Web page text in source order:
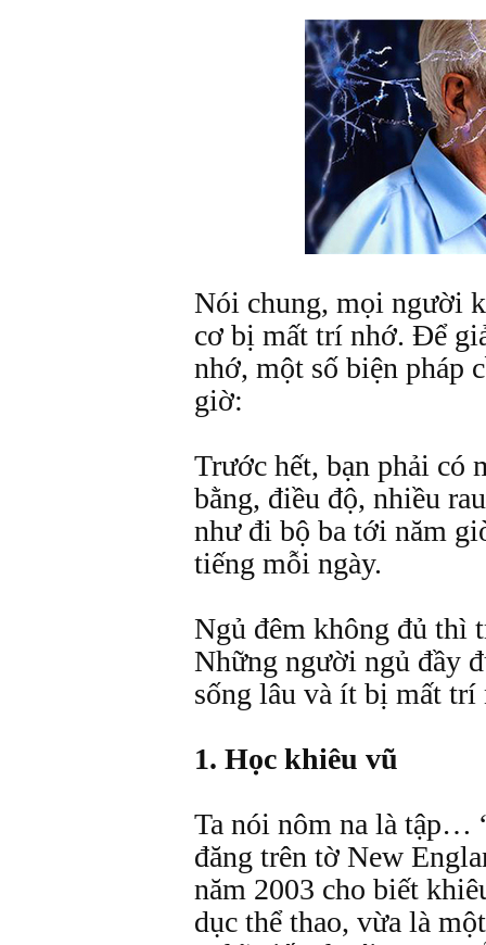
Nói chung, mọi người
cơ bị mất trí nhớ. Để
nhớ, một số biện pháp
giờ:
Trước hết, bạn phải có
bằng, điều độ, nhiều
như đi bộ ba tới năm
tiếng mỗi ngày.
Ngủ đêm không đủ thì
Những người ngủ đầy
sống lâu và ít bị mất trí
1. Học khiêu vũ
Ta nói nôm na là tập…
đăng trên tờ New
năm 2003 cho biết
dục thể thao, vừa là